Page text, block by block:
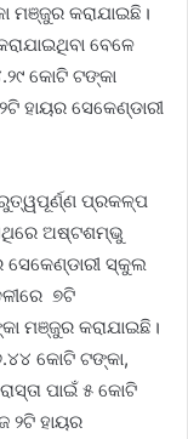
ମଞ୍ଜୁର କରାଯାଇଛି।
ବେଳେ
କୋଟି ଟଙ୍କା
ହାୟର ସେକେଣ୍ଡାରୀ
ପ୍ରକଳ୍ପ
ଅଷ୍ଟଶମ୍ଭୁ
ସ୍କୁଲ
୭ଟି
ମଞ୍ଜୁର କରାଯାଇଛି।
କୋଟି ଟଙ୍କା,
ପାଇଁ ୫ କୋଟି
୨ଟି ହାୟର